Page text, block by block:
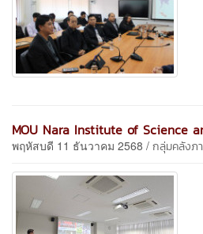
MOU Nara Institute of Science
พฤหัสบดี 11 ธันวาคม 2568 / กลุ่มคลังภ